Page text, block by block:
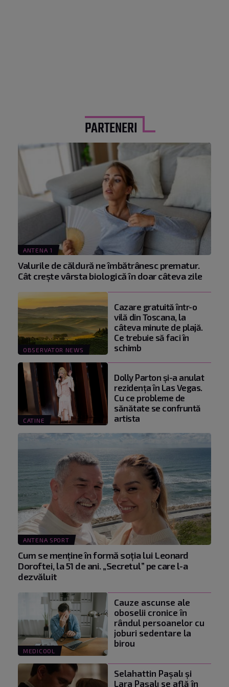
PARTENERI
ANTENA 1
Valurile de căldură ne îmbătrânesc prematur.
Cât crește vârsta biologică în doar câteva zile
OBSERVATOR NEWS
Cazare gratuită într-o
vilă din Toscana, la
câteva minute de plajă.
Ce trebuie să faci în
schimb
CATINE
Dolly Parton și-a anulat
rezidența în Las Vegas.
Cu ce probleme de
sănătate se confruntă
artista
ANTENA SPORT
Cum se menţine în formă soţia lui Leonard
Doroftei, la 51 de ani. „Secretul” pe care l-a
dezvăluit
MEDICOOL
Cauze ascunse ale
oboselii cronice în
rândul persoanelor cu
joburi sedentare la
birou
Selahattin Paşalı și
Lara Paşalı se află în